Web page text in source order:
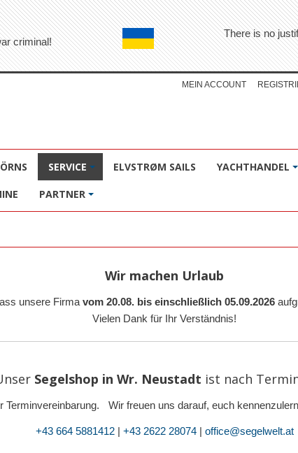
criminal!
There is no
MEIN ACCOUNT
SERVICE ELVSTRØM SAILS YACHTHANDEL
PARTNER
Wir machen Urlaub
unsere Firma vom 20.08. bis einschließlich 05.09.2026
Vielen Dank für Ihr Verständnis!
Segelshop in Wr. Neustadt ist nach
Terminvereinbarung. Wir freuen uns darauf, euch
+43 664 5881412| +43 2622 28074| office@segelwelt.at